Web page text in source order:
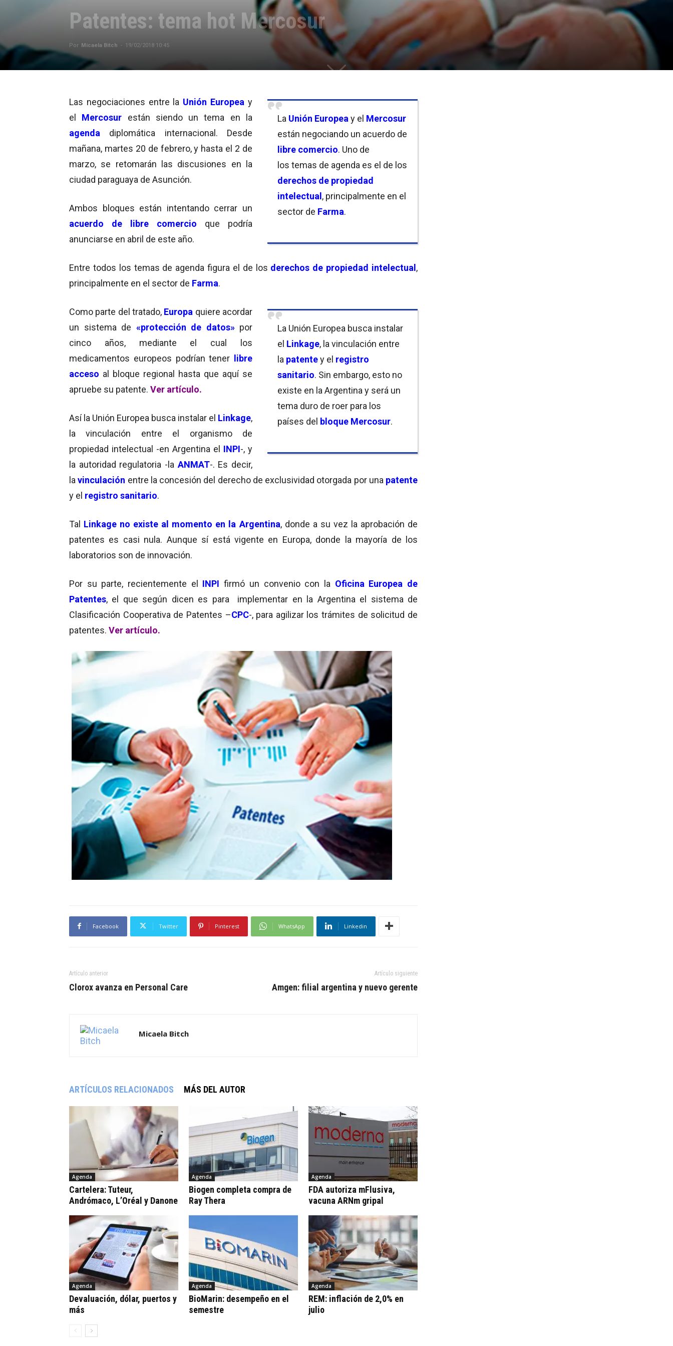
Patentes: tema hot Mercosur
Por Micaela Bitch - 19/02/2018 10:45
La Unión Europea y el Mercosur
están negociando un acuerdo de
libre comercio. Uno de
los temas de agenda es el de los
derechos de propiedad
intelectual, principalmente en el
sector de Farma.
Las negociaciones entre la Unión Europea y
el Mercosur están siendo un tema en la
agenda diplomática internacional. Desde
mañana, martes 20 de febrero, y hasta el 2 de
marzo, se retomarán las discusiones en la
ciudad paraguaya de Asunción.
Ambos bloques están intentando cerrar un
acuerdo de libre comercio que podría
anunciarse en abril de este año.
Entre todos los temas de agenda figura el de los derechos de propiedad intelectual,
principalmente en el sector de Farma.
La Unión Europea busca instalar
el Linkage, la vinculación entre
la patentey el registro
sanitario. Sin embargo, esto no
existe en la Argentina y será un
tema duro de roer para los
países del bloque Mercosur.
Como parte del tratado, Europa quiere acordar
un sistema de «protección de datos» por
cinco años, mediante el cual los
medicamentos europeos podrían tener libre
acceso al bloque regional hasta que aquí se
apruebe su patente. Ver artículo.
Así la Unión Europea busca instalar el Linkage,
la vinculación entre el organismo de
propiedad intelectual -en Argentina el INPI-, y
la autoridad regulatoria -la ANMAT-. Es decir,
lavinculación entre la concesión del derecho de exclusividad otorgada por una patente
y el registro sanitario.
Tal Linkage no existe al momento en la Argentina, donde a su vez la aprobación de
patentes es casi nula. Aunque sí está vigente en Europa, donde la mayoría de los
laboratorios son de innovación.
Por su parte, recientemente el INPI firmó un convenio con la Oficina Europea de
Patentes, el que según dicen es para
implementar en la Argentina el sistema de
Clasificación Cooperativa de Patentes –CPC-, para agilizar los trámites de solicitud de
patentes. Ver artículo.
Facebook Twitter Pinterest WhatsApp Linkedin
Artículo anterior
Clorox avanza en Personal Care
Artículo siguiente
Amgen: filial argentina y nuevo gerente
Micaela Bitch
ARTÍCULOS RELACIONADOS MÁS DEL AUTOR
Agenda
Cartelera: Tuteur,
Andrómaco, L’Oréal y Danone
Agenda
Biogen completa compra de
Ray Thera
Agenda
FDA autoriza mFlusiva,
vacuna ARNm gripal
Agenda
Devaluación, dólar, puertos y
más
Agenda
BioMarin: desempeño en el
semestre
Agenda
REM: inflación de 2,0% en
julio